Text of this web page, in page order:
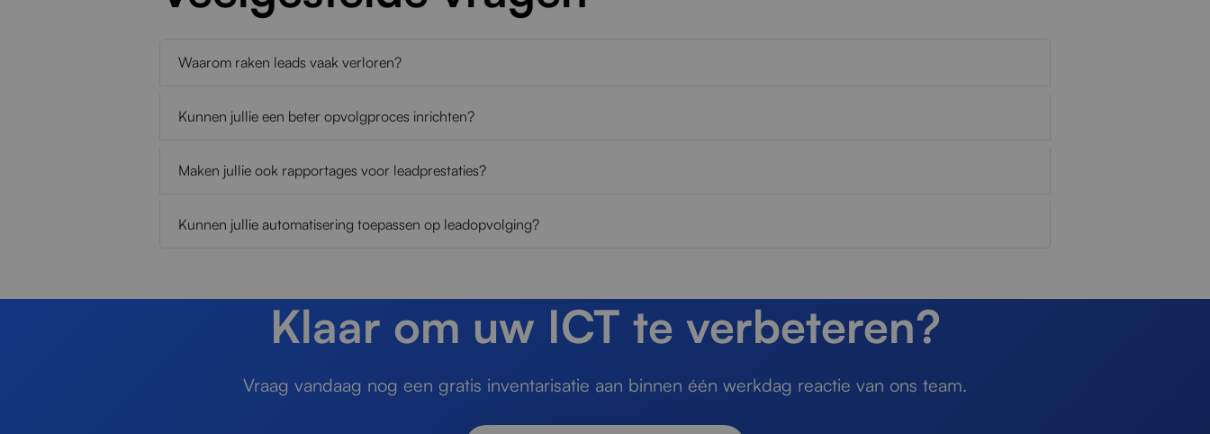
Waarom raken leads vaak verloren?
Kunnen jullie een beter opvolgproces inrichten?
Maken jullie ook rapportages voor leadprestaties?
Kunnen jullie automatisering toepassen op leadopvolging?
Klaar om uw ICT te verbeteren?
Vraag vandaag nog een gratis inventarisatie aan binnen één werkdag reactie van ons team.